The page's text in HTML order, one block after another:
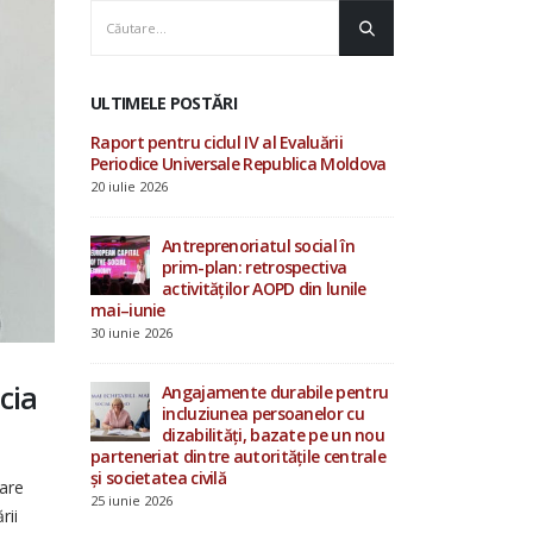
ULTIMELE POSTĂRI
Moldova
în
lunile
pentru
cu
AOPD contribuie la
consultările ONU privind
drepturile omului și procesul
Investiții în starea de bine a
specialiștilor din sistemul de
protecție socială
15 mai 2026